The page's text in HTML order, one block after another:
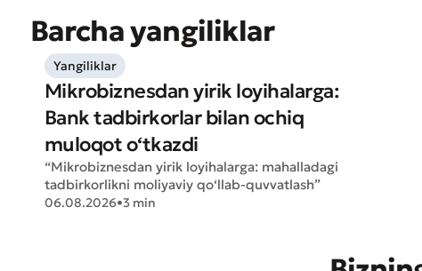
Barcha yangiliklar
Yangiliklar
Mikrobiznesdan yirik loyihalarga:
Bank tadbirkorlar bilan ochiq
muloqot o‘tkazdi
“Mikrobiznesdan yirik loyihalarga: mahalladagi
tadbirkorlikni moliyaviy qo‘llab-quvvatlash”
06.08.2026•3 min